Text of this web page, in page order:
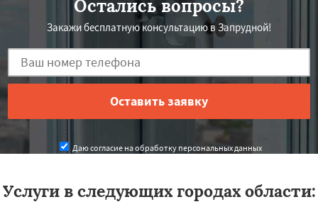
Остались вопросы?
Закажи бесплатную консультацию в Запрудной!
Даю согласие на обработку персональных данных
Услуги в следующих городах области: